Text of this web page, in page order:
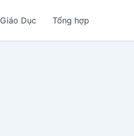
Giáo Dục Tổng hợp